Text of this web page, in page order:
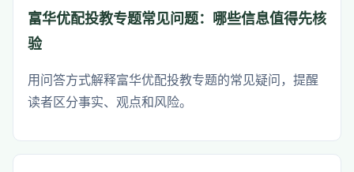
富华优配投教专题常见问题：哪些信息值得先核
验
用问答方式解释富华优配投教专题的常见疑问，提醒
读者区分事实、观点和风险。